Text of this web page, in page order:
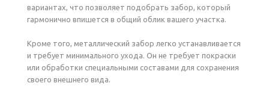
вариантах, что позволяет подобрать забор, который
гармонично впишется в общий облик вашего участка.
Кроме того, металлический забор легко устанавливается
и требует минимального ухода. Он не требует покраски
или обработки специальными составами для сохранения
своего внешнего вида.